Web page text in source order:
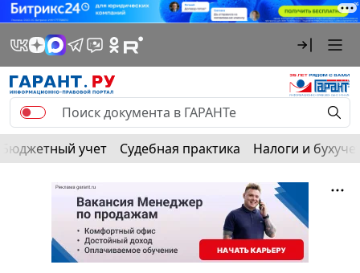
Бюджетный учет Судебная практика Налоги и